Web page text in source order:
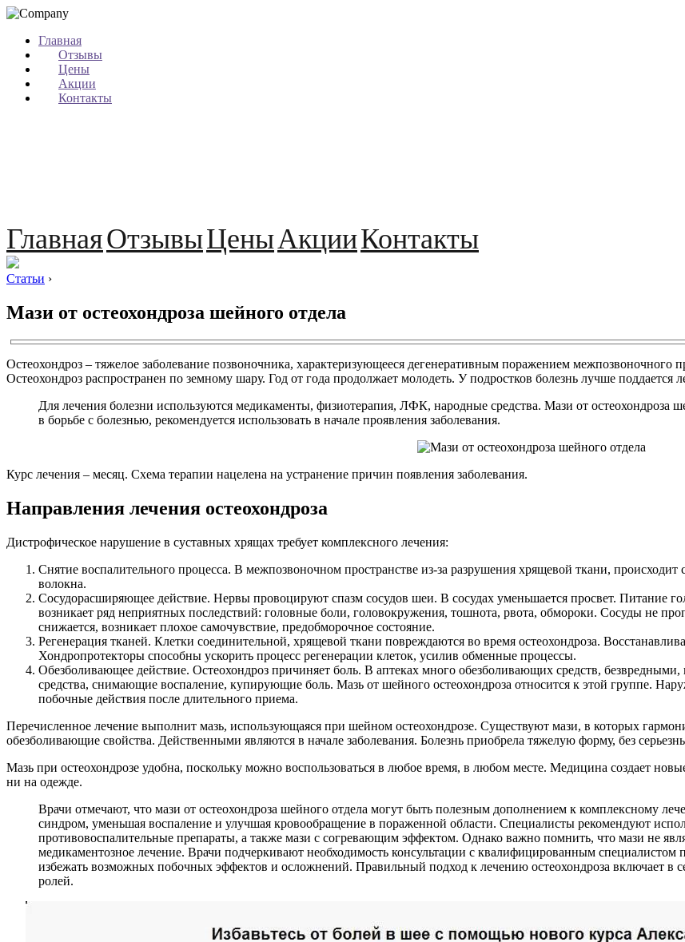
Главная
Отзывы
Цены
Акции
Контакты
ГлавнаяОтзывыЦеныАкцииКонтакты
Статьи ›
Мази от остеохондроза шейного отдела
Остеохондроз – тяжелое заболевание позвоночника, характеризующееся дегенеративным поражением межпозвоночного
Остеохондроз распространен по земному шару. Год от года продолжает молодеть. У подростков болезнь лучше поддается
Для лечения болезни используются медикаменты, физиотерапия, ЛФК, народные средства. Мази от остеохондроза
в борьбе с болезнью, рекомендуется использовать в начале проявления заболевания.
Курс лечения – месяц. Схема терапии нацелена на устранение причин появления заболевания.
Направления лечения остеохондроза
Дистрофическое нарушение в суставных хрящах требует комплексного лечения:
Снятие воспалительного процесса. В межпозвоночном пространстве из-за разрушения хрящевой ткани,
волокна.
Сосудорасширяющее действие. Нервы провоцируют спазм сосудов шеи. В сосудах уменьшается просвет. Питание
возникает ряд неприятных последствий: головные боли, головокружения, тошнота, рвота, обмороки. Сосуды не
снижается, возникает плохое самочувствие, предобморочное состояние.
Регенерация тканей. Клетки соединительной, хрящевой ткани повреждаются во время остеохондроза.
Хондропротекторы способны ускорить процесс регенерации клеток, усилив обменные процессы.
Обезболивающее действие. Остеохондроз причиняет боль. В аптеках много обезболивающих средств,
средства, снимающие воспаление, купирующие боль. Мазь от шейного остеохондроза относится к этой группе.
побочные действия после длительного приема.
Перечисленное лечение выполнит мазь, использующаяся при шейном остеохондрозе. Существуют мази, в которых
обезболивающие свойства. Действенными являются в начале заболевания. Болезнь приобрела тяжелую форму, без
Мазь при остеохондрозе удобна, поскольку можно воспользоваться в любое время, в любом месте. Медицина создает
ни на одежде.
Врачи отмечают, что мази от остеохондроза шейного отдела могут быть полезным дополнением к комплексному
синдром, уменьшая воспаление и улучшая кровообращение в пораженной области. Специалисты рекомендуют
противовоспалительные препараты, а также мази с согревающим эффектом. Однако важно помнить, что мази не
медикаментозное лечение. Врачи подчеркивают необходимость консультации с квалифицированным
избежать возможных побочных эффектов и осложнений. Правильный подход к лечению остеохондроза включает в
ролей.